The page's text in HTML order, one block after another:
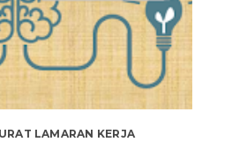
LAMARAN KERJA